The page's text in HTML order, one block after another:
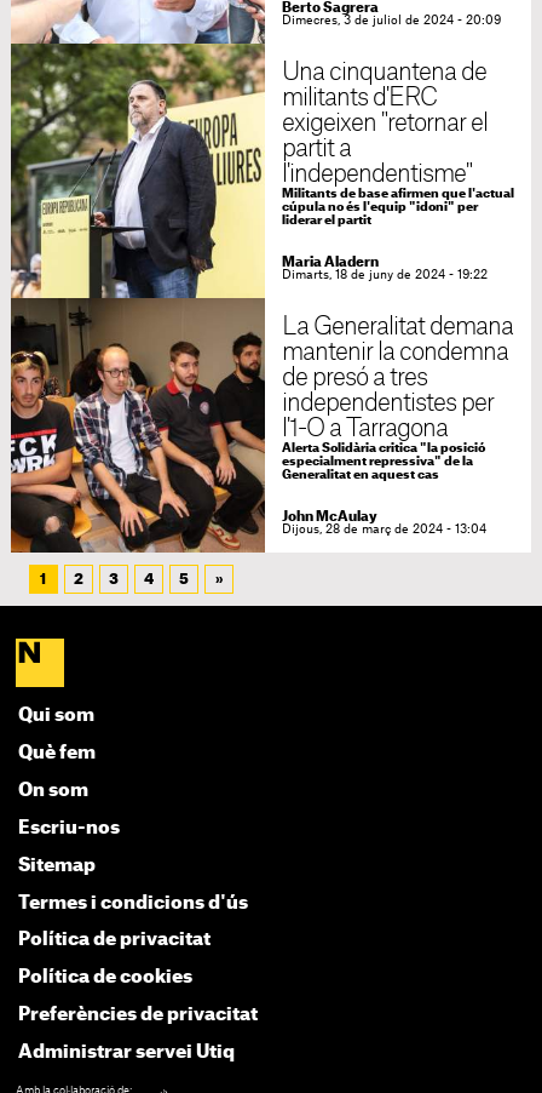
Berto Sagrera
Dimecres, 3 de juliol de 2024 - 20:09
Una cinquantena de
militants d'ERC
exigeixen "retornar el
partit a
l'independentisme"
Militants de base afirmen que l'actual
cúpula no és l'equip "idoni" per
liderar el partit
Maria Aladern
Dimarts, 18 de juny de 2024 - 19:22
La Generalitat demana
mantenir la condemna
de presó a tres
independentistes per
l'1-O a Tarragona
Alerta Solidària critica "la posició
especialment repressiva" de la
Generalitat en aquest cas
John McAulay
Dijous, 28 de març de 2024 - 13:04
1 2 3 4 5 »
Qui som
Què fem
On som
Escriu-nos
Sitemap
Termes i condicions d'ús
Política de privacitat
Política de cookies
Preferències de privacitat
Administrar servei Utiq